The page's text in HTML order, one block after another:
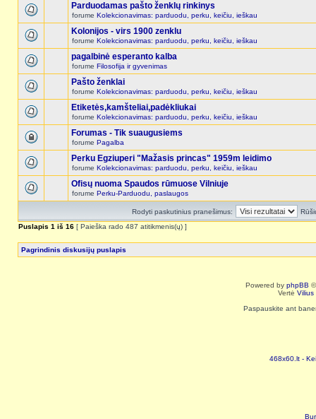
Parduodamas pašto ženklų rinkinys
forume Kolekcionavimas: parduodu, perku, keičiu, ieškau
Kolonijos - virs 1900 zenklu
forume Kolekcionavimas: parduodu, perku, keičiu, ieškau
pagalbinė esperanto kalba
forume Filosofija ir gyvenimas
Pašto ženklai
forume Kolekcionavimas: parduodu, perku, keičiu, ieškau
Etiketės,kamšteliai,padėkliukai
forume Kolekcionavimas: parduodu, perku, keičiu, ieškau
Forumas - Tik suaugusiems
forume Pagalba
Perku Egziuperi "Mažasis princas" 1959m leidimo
forume Kolekcionavimas: parduodu, perku, keičiu, ieškau
Ofisų nuoma Spaudos rūmuose Vilniuje
forume Perku-Parduodu, paslaugos
Rodyti paskutinius pranešimus:
Puslapis 1 iš 16 [ Paieška rado 487 atitikmenis(ų) ]
Pagrindinis diskusijų puslapis
Powered by phpBB
Vertė Vilius
Paspauskite ant
468x60.lt -